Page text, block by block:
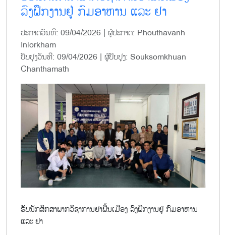
ລົງຝຶກງານຢູ່ ກົມອາຫານ ແລະ ຢາ
ປະກາດວັນທີ: 09/04/2026 | ຜູ້ປະກາດ: Phouthavanh
Inlorkham
ປັບປຸງວັນທີ: 09/04/2026 | ຜູ້ປັບປຸງ: Souksomkhuan
Chanthamath
ຮັບນັກສຶກສາພາກວິຊາການຢາພື້ນເມືອງ ລົງຝຶກງານຢູ່ ກົມອາຫານ
ແລະ ຢາ